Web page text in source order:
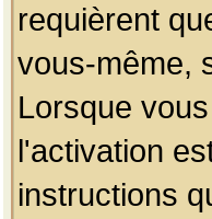
requièrent
vous-même,
Lorsque
l'activation
instructions